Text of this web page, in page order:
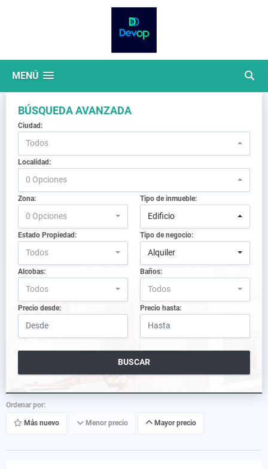
MENÚ
BÚSQUEDA AVANZADA
Ciudad:
Todos
Localidad:
0 Opciones
Zona:
0 Opciones
Tipo de inmueble:
Edificio
Estado Propiedad:
Todos
Tipo de negocio:
Alquiler
Alcobas:
Todos
Baños:
Todos
Precio desde: Precio hasta:
BUSCAR
Ordenar por:
Más nuevo Menor precio Mayor precio